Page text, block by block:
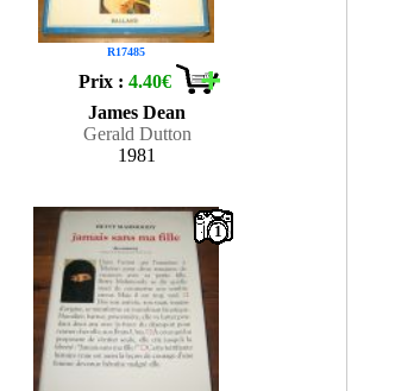
R17485
Prix :4.40€
James Dean
Gerald Dutton
1981
1